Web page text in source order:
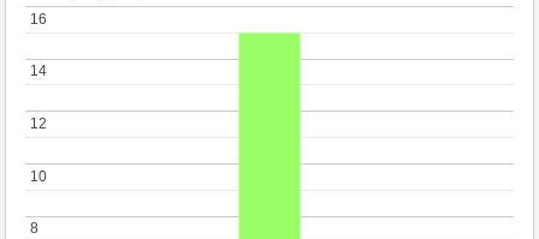
8
8
10
10
12
12
14
14
16
16